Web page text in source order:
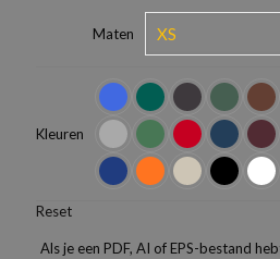
Maten
Kleuren
Reset
Als je een PDF, AI of EPS-bestand